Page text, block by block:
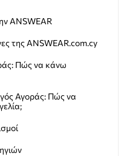
ANSWEAR
της ANSWEAR.com.cy
Πώς να κάνω
Αγοράς: Πώς να